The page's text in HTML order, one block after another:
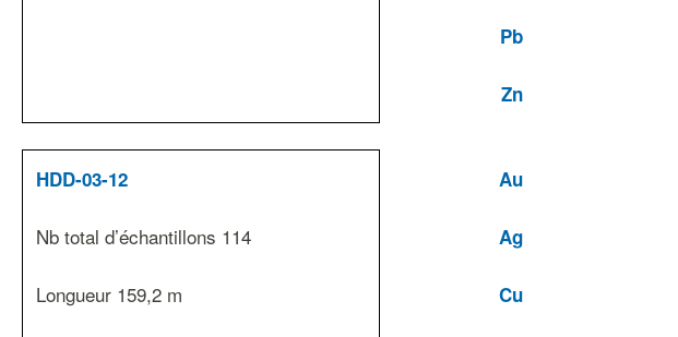
Pb
Zn
HDD-03-12 Au
Nb total d’échantillons 114 Ag
Longueur 159,2 m Cu